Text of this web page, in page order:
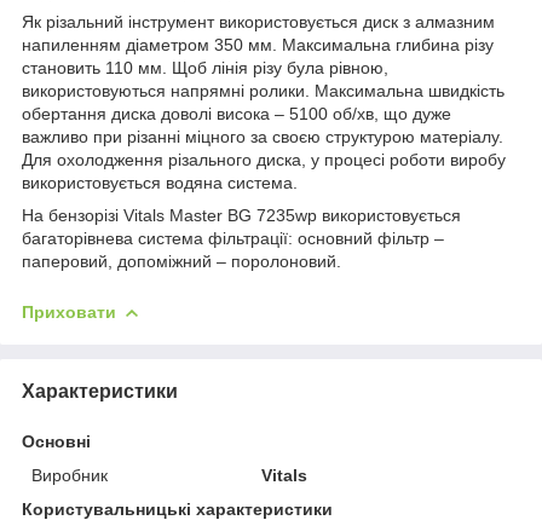
Як різальний інструмент використовується диск з алмазним
напиленням діаметром 350 мм. Максимальна глибина різу
становить 110 мм. Щоб лінія різу була рівною,
використовуються напрямні ролики. Максимальна швидкість
обертання диска доволі висока – 5100 об/хв, що дуже
важливо при різанні міцного за своєю структурою матеріалу.
Для охолодження різального диска, у процесі роботи виробу
використовується водяна система.
На бензорізі Vitals Master BG 7235wp використовується
багаторівнева система фільтрації: основний фільтр –
паперовий, допоміжний – поролоновий.
Приховати
Характеристики
Основні
Виробник
Vitals
Користувальницькі характеристики